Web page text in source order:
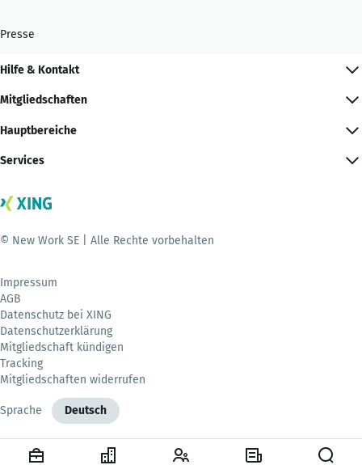
Presse
Hilfe & Kontakt
Mitgliedschaften
Hauptbereiche
Services
© New Work SE | Alle Rechte vorbehalten
Impressum
AGB
Datenschutz bei XING
Datenschutzerklärung
Mitgliedschaft kündigen
Tracking
Mitgliedschaften widerrufen
Sprache Deutsch